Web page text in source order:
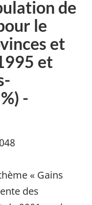
de
le
et
et
-
« Gains
des